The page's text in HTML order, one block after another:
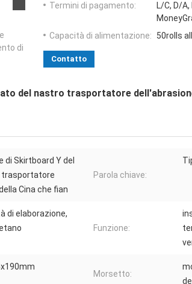
di
Termini di pagamento:
L/C, D/
Capacità di alimentazione:
50rolls
Contatto
del nastro trasportatore
Skirtboard Y del
trasportatore
Cina che fian
Parola chiave:
di elaborazione,
Funzione:
Morsetto: